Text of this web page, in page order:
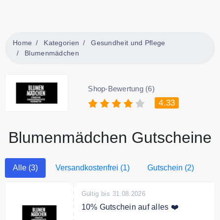
Home Kategorien
Gesundheit und Pflege
Blumenmädchen
Shop-Bewertung (6)
4.33
Blumenmädchen Gutscheine
Alle (3) Versandkostenfrei (1) Gutschein (2)
Gültig bis 31.08.2026
10% Gutschein auf alles ❤️